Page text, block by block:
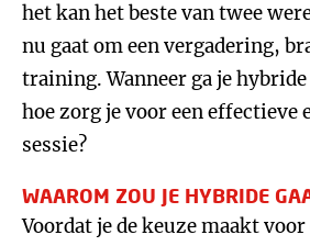
het kan het beste van twee
nu gaat om een vergadering,
training. Wanneer ga je
hoe zorg je voor een effectieve
sessie?
WAAROM ZOU JE HYBRIDE
Voordat je de keuze maakt